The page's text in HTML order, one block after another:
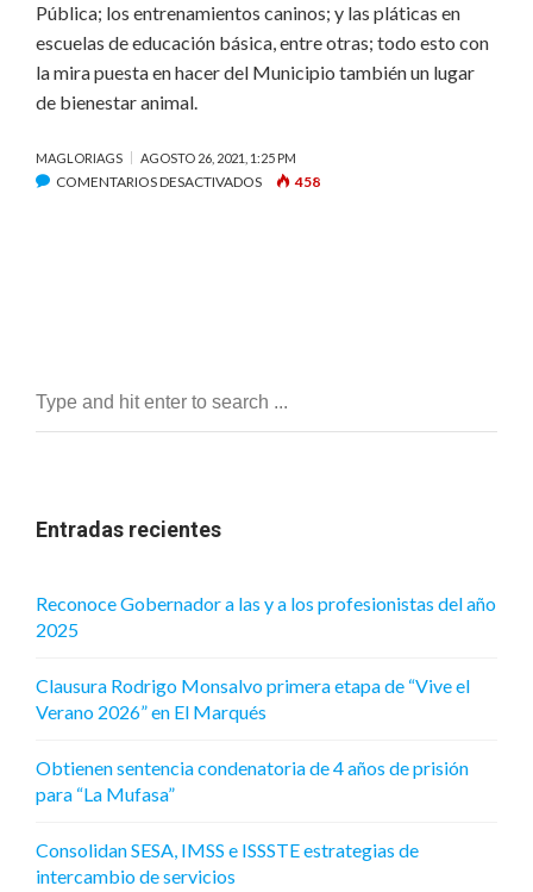
Pública; los entrenamientos caninos; y las pláticas en
escuelas de educación básica, entre otras; todo esto con
la mira puesta en hacer del Municipio también un lugar
de bienestar animal.
MAGLORIAGS AGOSTO 26, 2021, 1:25 PM
COMENTARIOS DESACTIVADOSEN
CUIDADO,
CONTROL
458
Entradas recientes
Reconoce Gobernador a las y a los profesionistas del año
2025
Clausura Rodrigo Monsalvo primera etapa de “Vive el
Verano 2026” en El Marqués
Obtienen sentencia condenatoria de 4 años de prisión
para “La Mufasa”
Consolidan SESA, IMSS e ISSSTE estrategias de
intercambio de servicios